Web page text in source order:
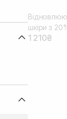
шкіри з
1 210₴